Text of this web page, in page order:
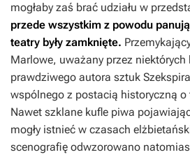
mogłaby zaś brać udziału w
przede wszystkim z powodu
teatry były zamknięte.
Marlowe, uważany przez niektórych
prawdziwego autora sztuk
wspólnego z postacią historyczną
Nawet szklane kufle piwa
mogły istnieć w czasach
scenografię odwzorowano